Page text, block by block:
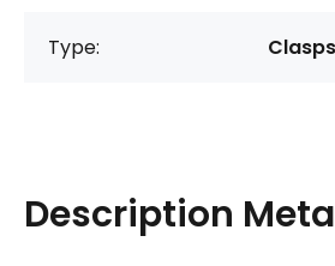
Type: Clasps
Description